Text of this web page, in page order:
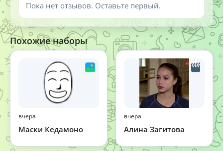
Пока нет отзывов. Оставьте первый.
Похожие наборы
вчера
Маски Кедамоно
вчера
Алина Загитова